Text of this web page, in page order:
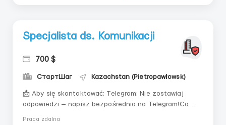
Specjalista ds. Komunikacji
700 $
СтартШаг Kazachstan (Pietropawłowsk)
📩 Aby się skontaktować: Telegram: Nie zostawiaj
odpowiedzi — napisz bezpośrednio na Telegram!Co
Praca zdalna